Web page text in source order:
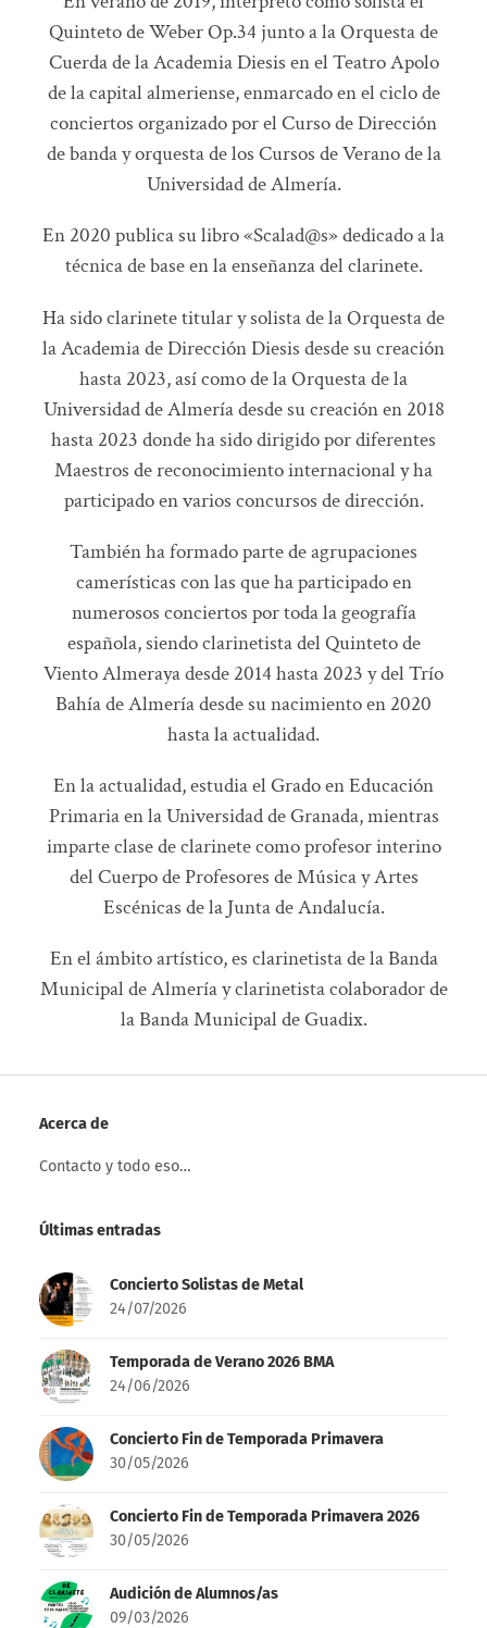
Quinteto de Weber Op.34 junto a la Orquesta de
Cuerda de la Academia Diesis en el Teatro Apolo
de la capital almeriense, enmarcado en el ciclo de
conciertos organizado por el Curso de Dirección
de banda y orquesta de los Cursos de Verano de la
Universidad de Almería.
En 2020 publica su libro «Scalad@s» dedicado a la
técnica de base en la enseñanza del clarinete.
Ha sido clarinete titular y solista de la Orquesta de
la Academia de Dirección Diesis desde su creación
hasta 2023, así como de la Orquesta de la
Universidad de Almería desde su creación en 2018
hasta 2023 donde ha sido dirigido por diferentes
Maestros de reconocimiento internacional y ha
participado en varios concursos de dirección.
También ha formado parte de agrupaciones
camerísticas con las que ha participado en
numerosos conciertos por toda la geografía
española, siendo clarinetista del Quinteto de
Viento Almeraya desde 2014 hasta 2023 y del Trío
Bahía de Almería desde su nacimiento en 2020
hasta la actualidad.
En la actualidad, estudia el Grado en Educación
Primaria en la Universidad de Granada, mientras
imparte clase de clarinete como profesor interino
del Cuerpo de Profesores de Música y Artes
Escénicas de la Junta de Andalucía.
En el ámbito artístico, es clarinetista de la Banda
Municipal de Almería y clarinetista colaborador de
la Banda Municipal de Guadix.
Acerca de
Contacto y todo eso…
Últimas entradas
Concierto Solistas de Metal
24/07/2026
Temporada de Verano 2026 BMA
24/06/2026
Concierto Fin de Temporada Primavera
30/05/2026
Concierto Fin de Temporada Primavera 2026
30/05/2026
Audición de Alumnos/as
09/03/2026